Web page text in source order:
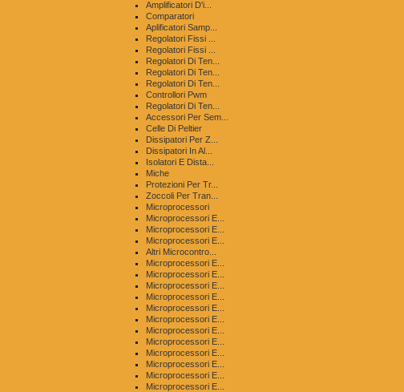
Amplificatori D'i...
Comparatori
Aplificatori Samp...
Regolatori Fissi ...
Regolatori Fissi ...
Regolatori Di Ten...
Regolatori Di Ten...
Regolatori Di Ten...
Controllori Pwm
Regolatori Di Ten...
Accessori Per Sem...
Celle Di Peltier
Dissipatori Per Z...
Dissipatori In Al...
Isolatori E Dista...
Miche
Protezioni Per Tr...
Zoccoli Per Tran...
Microprocessori
Microprocessori E...
Microprocessori E...
Microprocessori E...
Altri Microcontro...
Microprocessori E...
Microprocessori E...
Microprocessori E...
Microprocessori E...
Microprocessori E...
Microprocessori E...
Microprocessori E...
Microprocessori E...
Microprocessori E...
Microprocessori E...
Microprocessori E...
Microprocessori E...